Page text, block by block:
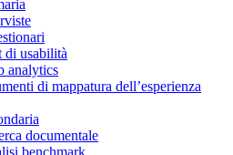
di usabilità
analytics
di mappatura dell’esperienza
documentale
benchmark